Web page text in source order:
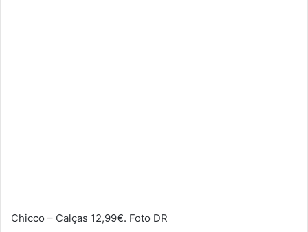
Chicco – Calças 12,99€. Foto DR